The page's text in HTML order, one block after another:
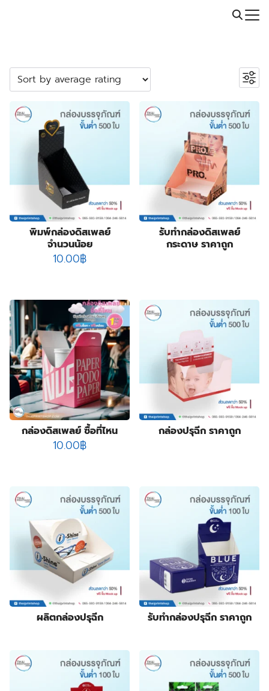
Call: 064-246-5614 | Line: @thaiprintshop
ค้นหาสินค้า
Search
หมวดหมู่สินค้า
ปลอกสวมแก้ว
กระเป๋าผ้า ถุงผ้า
กล่องกระดาษคราฟท์
products
กล่องขนม 23 23
products
กล่องครีม 5555
products
กล่องครีมกันแดด 33
products
กล่องจั่วปัง พรีเมี่ยม 1919
กล่องดิสเพลย์ 99
products
กล่องทรงกระบอก
products
กล่องลิปสติก 1010
products
กล่องสบู่
84
products
กล่องสบู่กระดาษคราฟท์ 33
products
กล่องสินค้า OTOP 88
products
กล่องอาหารเสริม 1919
products
กล่องอื่นๆ 28 28
products
กล่องเซ็ต 88
products
กล่องเซรั่ม 99
products
กล่องแบบฝาเปิดหน้า 22
กล่องแบบสไลด์ 10
product
ซองฟอยล์
products
ถุงกระดาษ 7272
products
ถุงกระดาษสำเร็จรูป 22
ปฏิทิน 2
products
ป้ายกล่องไฟ 1414
products
ป้ายฉลุลาย 33
products
ป้ายธงญี่ปุ่น 4
products
product
สติ๊กเกอร์กันปลอมโฮโลแกรม
3
products
สายคาดกล่อง 44
products
ออกแบบบรรจุภัณฑ์ 3131
products
โบรชัวร์ แผ่นพับ ใบปลิว 1717
products
โปสการ์ด การ์ดแต่งงาน 12
พิมพ์กล่องดิสเพลย์
จำนวนน้อย
10.00฿
รับทำกล่องดิสเพลย์
กระดาษ ราคาถูก
กล่องดิสเพลย์ ซื้อที่ไหน
10.00฿
กล่องปรุฉีก ราคาถูก
ผลิตกล่องปรุฉีก รับทำกล่องปรุฉีก ราคาถูก